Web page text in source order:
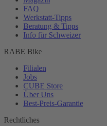
FAQ
Werkstatt-Tipps
Beratung & Tipps
Info für Schweizer
RABE Bike
Filialen
Jobs
CUBE Store
Über Uns
Best-Preis-Garantie
Rechtliches